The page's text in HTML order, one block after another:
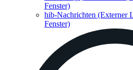
Fenster)
hib-Nachrichten (Externer
Fenster)